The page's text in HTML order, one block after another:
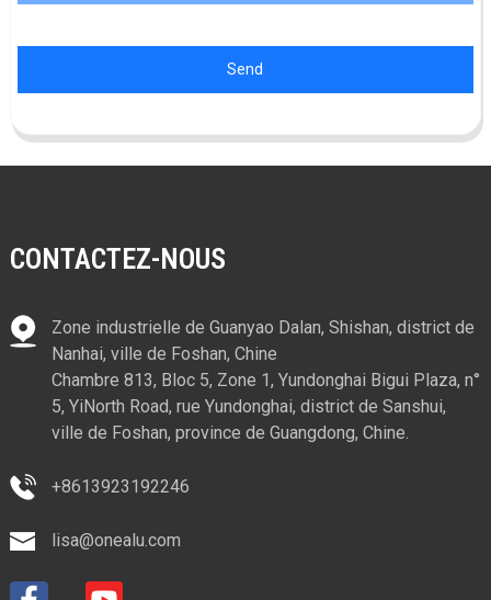
Send
CONTACTEZ-NOUS
Zone industrielle de Guanyao Dalan, Shishan, district de
Nanhai, ville de Foshan, Chine
Chambre 813, Bloc 5, Zone 1, Yundonghai Bigui Plaza, n°
5, YiNorth Road, rue Yundonghai, district de Sanshui,
ville de Foshan, province de Guangdong, Chine.
+8613923192246
lisa@onealu.com